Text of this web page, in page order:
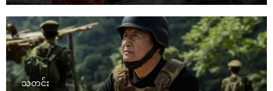
သတင်း